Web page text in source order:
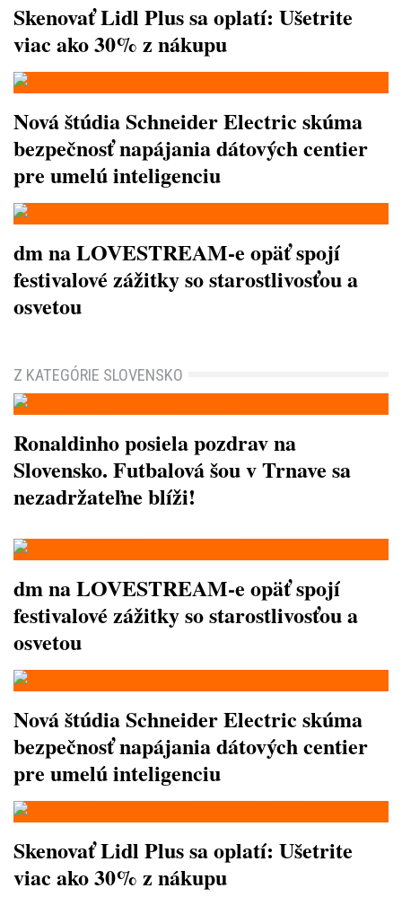
Skenovať Lidl Plus sa oplatí: Ušetrite
viac ako 30% z nákupu
Nová štúdia Schneider Electric skúma
bezpečnosť napájania dátových centier
pre umelú inteligenciu
dm na LOVESTREAM-e opäť spojí
festivalové zážitky so starostlivosťou a
osvetou
Z KATEGÓRIE SLOVENSKO
Ronaldinho posiela pozdrav na
Slovensko. Futbalová šou v Trnave sa
nezadržateľne blíži!
dm na LOVESTREAM-e opäť spojí
festivalové zážitky so starostlivosťou a
osvetou
Nová štúdia Schneider Electric skúma
bezpečnosť napájania dátových centier
pre umelú inteligenciu
Skenovať Lidl Plus sa oplatí: Ušetrite
viac ako 30% z nákupu